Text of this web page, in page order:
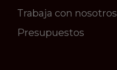
Trabaja con nosotros
Presupuestos